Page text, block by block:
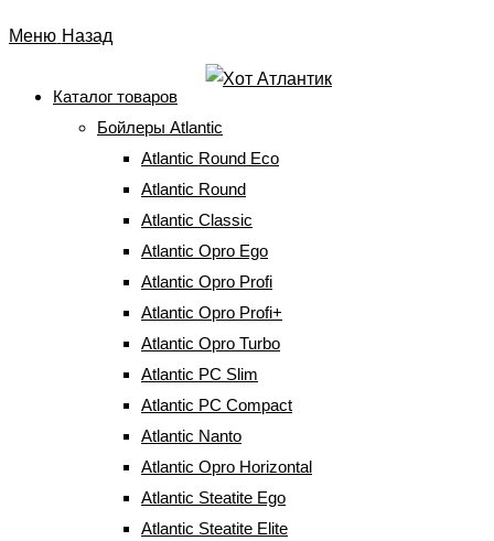
Меню Назад
Каталог товаров
Бойлеры Atlantic
Atlantic Round Eco
Atlantic Round
Atlantic Classic
Atlantic Opro Ego
Atlantic Opro Profi
Atlantic Opro Profi+
Atlantic Opro Turbo
Atlantic PC Slim
Atlantic PC Compact
Atlantic Nanto
Atlantic Opro Horizontal
Atlantic Steatite Ego
Atlantic Steatite Elite
Бойлер Atlantic Steatite
Slim VM 50 D325-2-BC
(50891050)
Бойлер Atlantic Steatite Slim VM 50 D325-2-BC
Бойлер Atlantic Steatite Slim VM